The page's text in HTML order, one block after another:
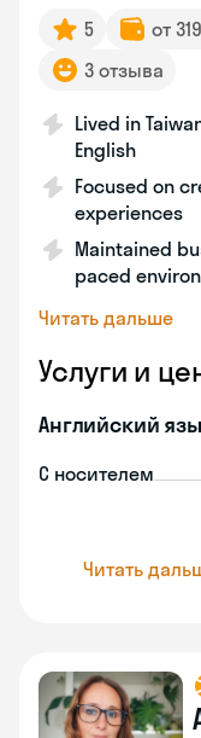
5 от
3 отзыва
Lived in
English
Focused on
experiences
Maintained
paced
Читать дальше
Услуги и
Английский
С носителем
Читать